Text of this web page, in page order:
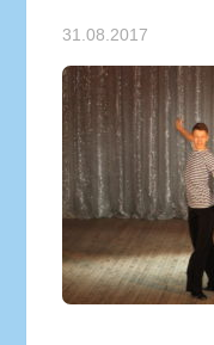
31.08.2017